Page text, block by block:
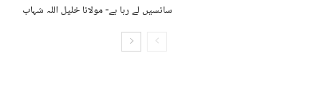
سانسیں لے رہا ہے- مولانا خلیل اللہ شہاب